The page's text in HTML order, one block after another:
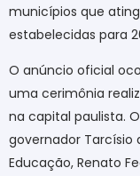
municípios que
estabelecidas para
O anúncio oficial
uma cerimônia
na capital paulista.
governador Tarcísio
Educação, Renato